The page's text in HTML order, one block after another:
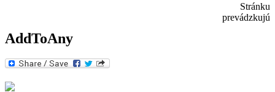
Stránku
prevádzkujú
AddToAny